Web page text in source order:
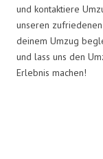
und kontaktiere
unseren
deinem Umzug
und lass uns den
Erlebnis machen!